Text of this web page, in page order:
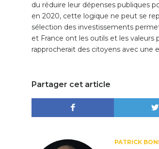
du réduire leur dépenses publiques
en 2020, cette logique ne peut se
sélection des investissements
et France ont les outils et les valeurs
rapprocherait des citoyens avec une
Partager cet article
PATRICK